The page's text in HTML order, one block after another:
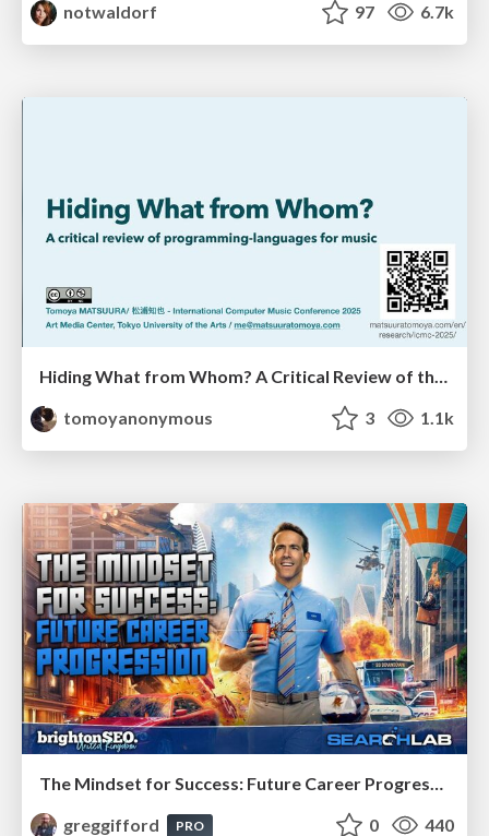
notwaldorf
97 6.7k
Hiding What from Whom? A Critical Review of the History of Programming languages for Music
tomoyanonymous
3 1.1k
The Mindset for Success: Future Career Progression
greggifford
PRO 0 440